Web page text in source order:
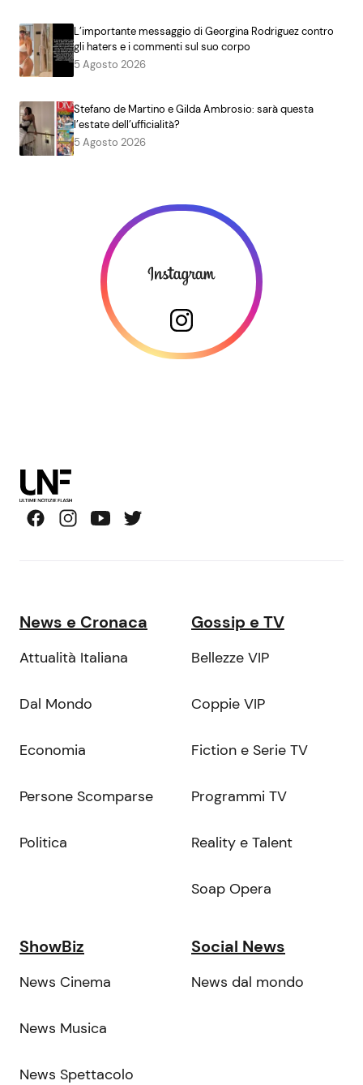
L’importante messaggio di Georgina Rodriguez contro
gli haters e i commenti sul suo corpo
5 Agosto 2026
Stefano de Martino e Gilda Ambrosio: sarà questa
l’estate dell’ufficialità?
5 Agosto 2026
News e Cronaca
Attualità Italiana
Dal Mondo
Economia
Persone Scomparse
Politica
Gossip e TV
Bellezze VIP
Coppie VIP
Fiction e Serie TV
Programmi TV
Reality e Talent
Soap Opera
ShowBiz
News Cinema
News Musica
News Spettacolo
Social News
News dal mondo